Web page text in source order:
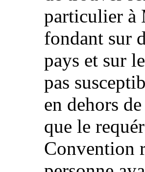
particulier à
fondant sur
pays et sur
pas
en dehors
que le
Convention